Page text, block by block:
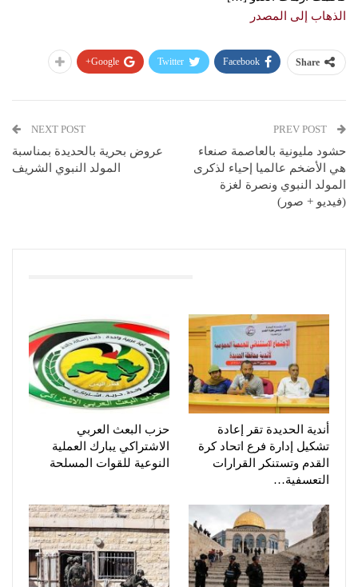
الذهاب إلى المصدر
Share
Facebook
Twitter
Google+
حشود مليونية بالعاصمة صنعاء
هي الأضخم عالميا إحياء لذكرى
المولد النبوي ونصرة لغزة
(فيديو + صور)
NEXT POST
عروض بحرية بالحديدة بمناسبة
المولد النبوي الشريف
أندية الحديدة تقر إعادة
تشكيل إدارة فرع اتحاد كرة
القدم وتستنكر القرارات
التعسفية…
حزب البعث العربي
الاشتراكي يبارك العملية
النوعية للقوات المسلحة